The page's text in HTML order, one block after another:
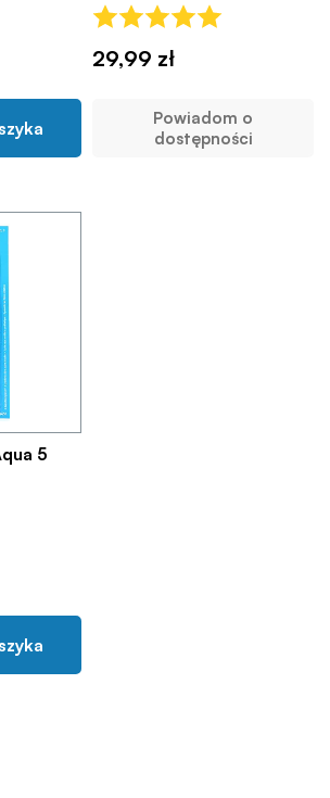
29,99 zł
Powiadom o
dostępności
5